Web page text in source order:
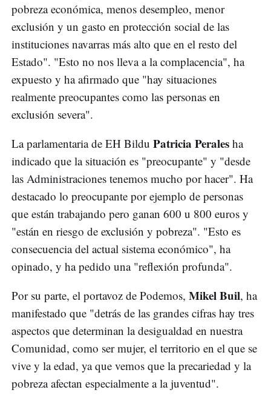
pobreza económica, menos desempleo, menor
exclusión y un gasto en protección social de las
instituciones navarras más alto que en el resto del
Estado". "Esto no nos lleva a la complacencia", ha
expuesto y ha afirmado que "hay situaciones
realmente preocupantes como las personas en
exclusión severa".
La parlamentaria de EH Bildu Patricia Perales ha
indicado que la situación es "preocupante" y "desde
las Administraciones tenemos mucho por hacer". Ha
destacado lo preocupante por ejemplo de personas
que están trabajando pero ganan 600 u 800 euros y
"están en riesgo de exclusión y pobreza". "Esto es
consecuencia del actual sistema económico", ha
opinado, y ha pedido una "reflexión profunda".
Por su parte, el portavoz de Podemos, Mikel Buil, ha
manifestado que "detrás de las grandes cifras hay tres
aspectos que determinan la desigualdad en nuestra
Comunidad, como ser mujer, el territorio en el que se
vive y la edad, ya que vemos que la precariedad y la
pobreza afectan especialmente a la juventud".